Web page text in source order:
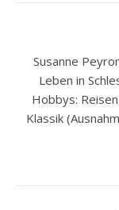
Susanne
Leben in
Hobbys:
Klassik